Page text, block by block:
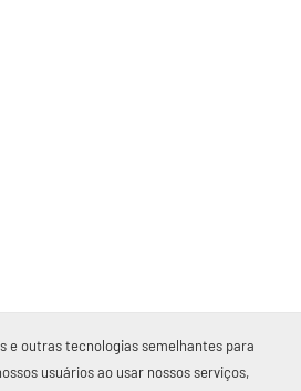
e outras tecnologias semelhantes para
usuários ao usar nossos serviços,